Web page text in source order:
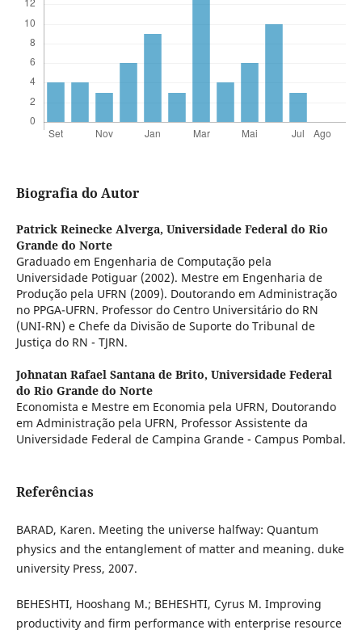
Biografia do Autor
Patrick Reinecke Alverga, Universidade Federal do Rio
Grande do Norte
Graduado em Engenharia de Computação pela
Universidade Potiguar (2002). Mestre em Engenharia de
Produção pela UFRN (2009). Doutorando em Administração
no PPGA-UFRN. Professor do Centro Universitário do RN
(UNI-RN) e Chefe da Divisão de Suporte do Tribunal de
Justiça do RN - TJRN.
Johnatan Rafael Santana de Brito, Universidade Federal
do Rio Grande do Norte
Economista e Mestre em Economia pela UFRN, Doutorando
em Administração pela UFRN, Professor Assistente da
Universidade Federal de Campina Grande - Campus Pombal.
Referências
BARAD, Karen. Meeting the universe halfway: Quantum
physics and the entanglement of matter and meaning. duke
university Press, 2007.
BEHESHTI, Hooshang M.; BEHESHTI, Cyrus M. Improving
productivity and firm performance with enterprise resource